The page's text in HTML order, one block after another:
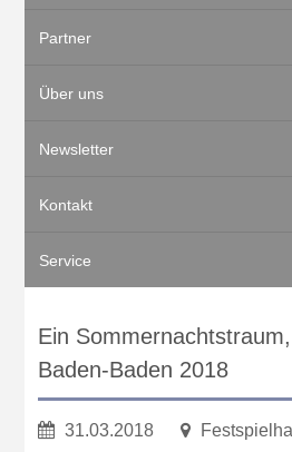
Partner
Über uns
Newsletter
Kontakt
Service
Ein
Baden-Baden 2018
31.03.2018